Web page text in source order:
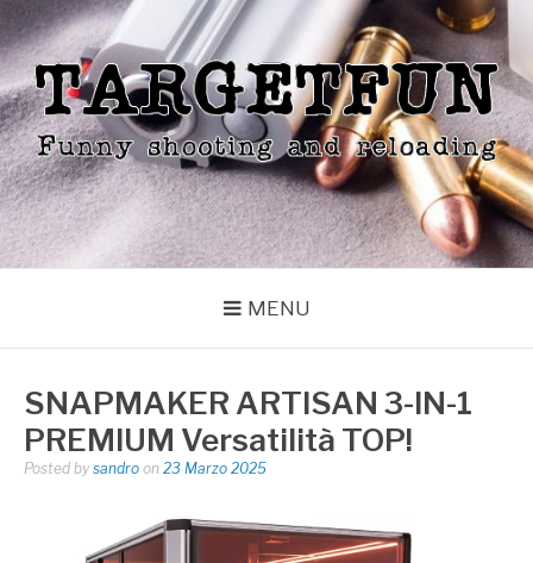
Skip
to
content
TARGETFUN
Funny shooting and reloading
MENU
SNAPMAKER ARTISAN 3-IN-1
PREMIUM Versatilità TOP!
Posted by sandro on 23 Marzo 2025